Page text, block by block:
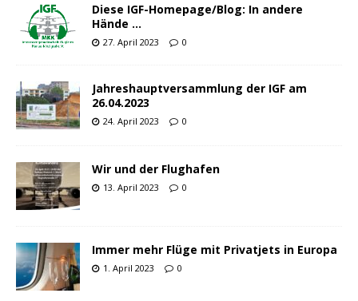
Diese IGF-Homepage/Blog: In andere
Hände …
27. April 2023 0
Jahreshauptversammlung der IGF am
26.04.2023
24. April 2023 0
Wir und der Flughafen
13. April 2023 0
Immer mehr Flüge mit Privatjets in Europa
1. April 2023 0